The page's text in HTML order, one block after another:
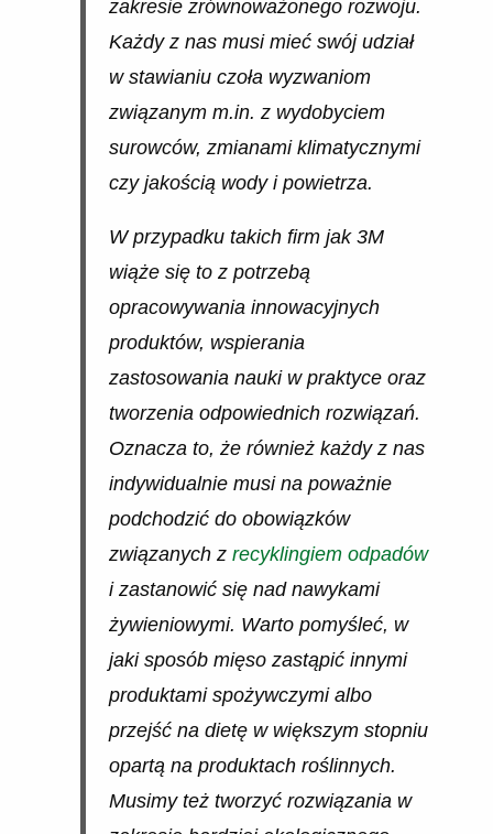
zakresie zrównoważonego rozwoju.
Każdy z nas musi mieć swój udział
w stawianiu czoła wyzwaniom
związanym m.in. z wydobyciem
surowców, zmianami klimatycznymi
czy jakością wody i powietrza.
W przypadku takich firm jak 3M
wiąże się to z potrzebą
opracowywania innowacyjnych
produktów, wspierania
zastosowania nauki w praktyce oraz
tworzenia odpowiednich rozwiązań.
Oznacza to, że również każdy z nas
indywidualnie musi na poważnie
podchodzić do obowiązków
związanych z recyklingiem odpadów
i zastanowić się nad nawykami
żywieniowymi. Warto pomyśleć, w
jaki sposób mięso zastąpić innymi
produktami spożywczymi albo
przejść na dietę w większym stopniu
opartą na produktach roślinnych.
Musimy też tworzyć rozwiązania w